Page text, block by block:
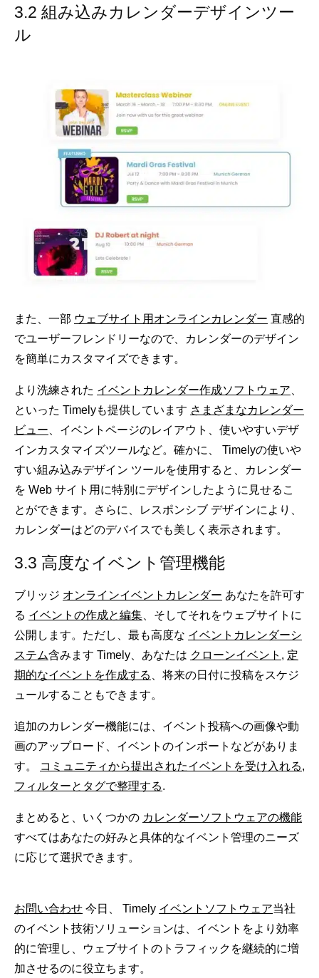
3.2 組み込みカレンダーデザインツー
ル
また、一部 ウェブサイト用オンラインカレンダー 直感的
でユーザーフレンドリーなので、カレンダーのデザイン
を簡単にカスタマイズできます。
より洗練された イベントカレンダー作成ソフトウェア
といった Timelyも提供しています さまざまなカレンダー
ビュー 、イベントページのレイアウト、使いやすいデザ
インカスタマイズツールなど。確かに、 Timelyの使いや
すい組み込みデザイン ツールを使用すると、カレンダー
を Web サイト用に特別にデザインしたように見せるこ
とができます。さらに、レスポンシブ デザインにより、
カレンダーはどのデバイスでも美しく表示されます。
3.3 高度なイベント管理機能
ブリッジ オンラインイベントカレンダー あなたを許可す
る イベントの作成と編集 、そしてそれをウェブサイトに
公開します。ただし、最も高度な イベントカレンダーシ
ステム含みます Timely、あなたは クローンイベント , 定
期的なイベントを作成する
、将来の日付に投稿をスケジ
ュールすることもできます。
追加のカレンダー機能には、イベント投稿への画像や動
画のアップロード、イベントのインポートなどがありま
す。
コミュニティから提出されたイベントを受け入れる,
フィルターとタグで整理する.
まとめると、いくつかの カレンダーソフトウェアの機能
すべてはあなたの好みと具体的なイベント管理のニーズ
に応じて選択できます。
お問い合わせ 今日、 Timely イベントソフトウェア当社
のイベント技術ソリューションは、イベントをより効率
的に管理し、ウェブサイトのトラフィックを継続的に増
加させるのに役立ちます。